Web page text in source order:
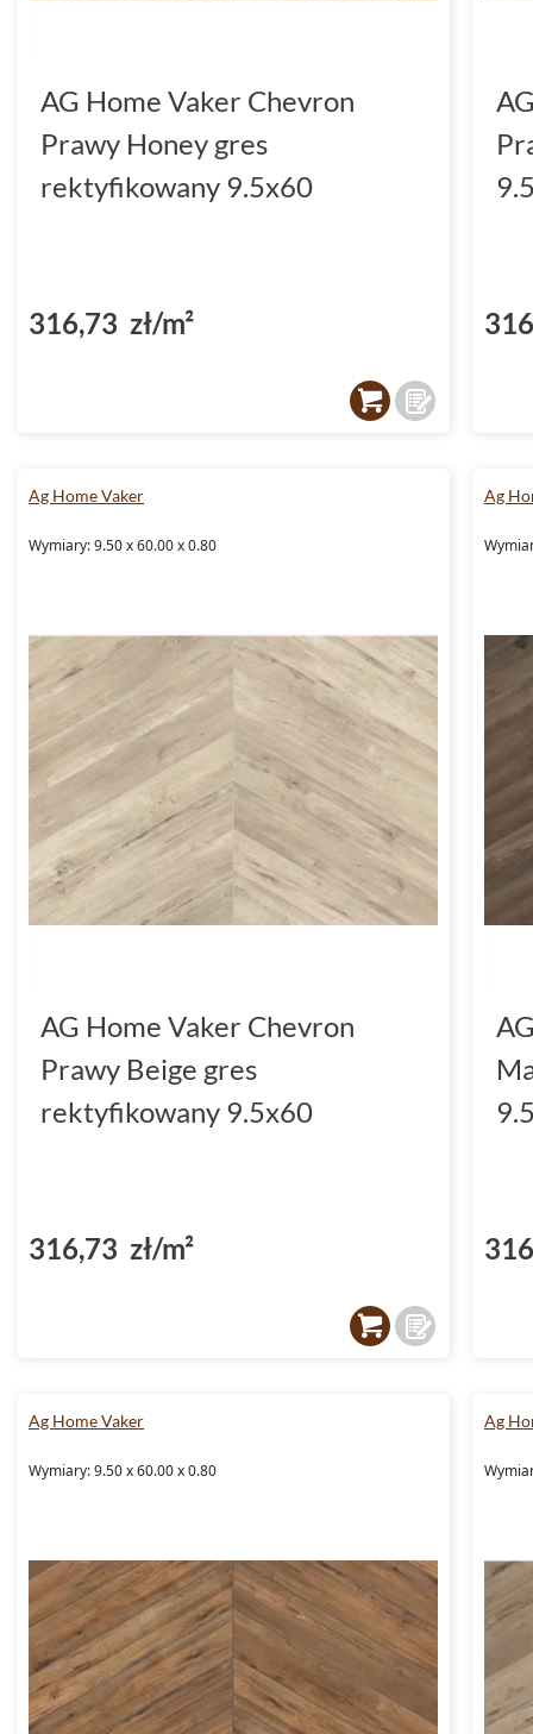
AG Home Vaker Chevron
Prawy Honey gres
rektyfikowany 9.5x60
316,73 zł/m²
Ag Home Vaker
Wymiary: 9.50 x 60.00 x 0.80
AG Home Vaker Chevron
Prawy Beige gres
rektyfikowany 9.5x60
316,73 zł/m²
Ag
Ag Home Vaker
Wymiary: 9.50 x 60.00 x 0.80
Ag